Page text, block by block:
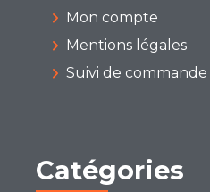
Mon compte
Mentions légales
Suivi de commande
Catégories